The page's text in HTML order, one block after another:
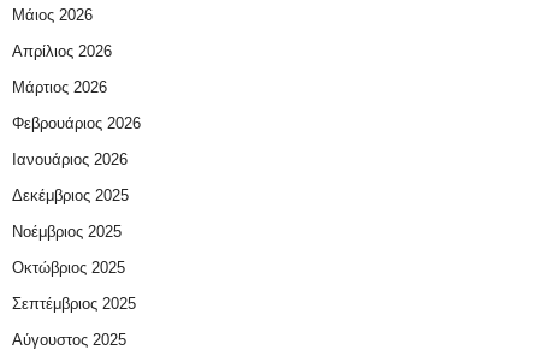
Μάιος 2026
Απρίλιος 2026
Μάρτιος 2026
Φεβρουάριος 2026
Ιανουάριος 2026
Δεκέμβριος 2025
Νοέμβριος 2025
Οκτώβριος 2025
Σεπτέμβριος 2025
Αύγουστος 2025